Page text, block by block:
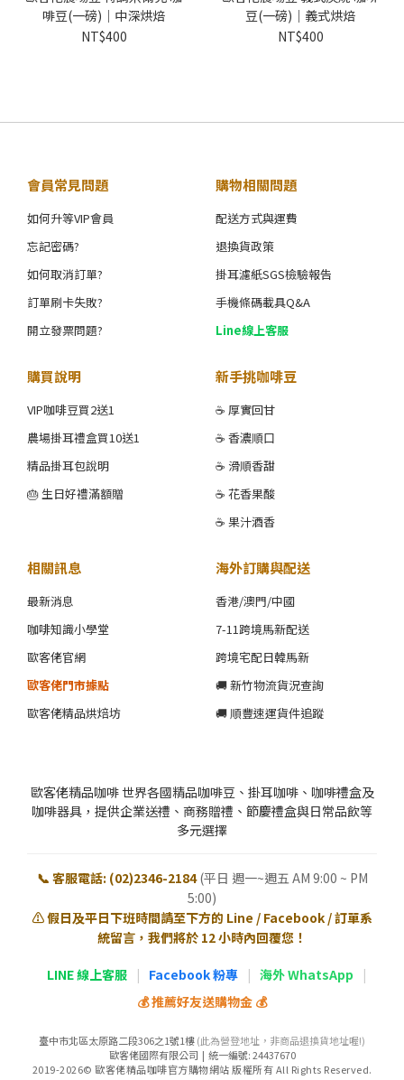
啡豆(一磅)｜中深烘焙
NT$400
豆(一磅)｜義式烘焙
NT$400
會員常見問題
如何升等VIP會員
忘記密碼?
如何取消訂單?
訂單刷卡失敗?
開立發票問題?
購物相關問題
配送方式與運費
退換貨政策
掛耳濾紙SGS檢驗報告
手機條碼載具Q&A
Line線上客服
購買說明
VIP咖啡豆買2送1
農場掛耳禮盒買10送1
精品掛耳包說明
🎂 生日好禮滿額贈
新手挑咖啡豆
☕ 厚實回甘
☕ 香濃順口
☕ 滑順香甜
☕ 花香果酸
☕ 果汁酒香
相關訊息
最新消息
咖啡知識小學堂
歐客佬官網
歐客佬門市據點
歐客佬精品烘焙坊
海外訂購與配送
香港/澳門/中國
7-11跨境馬新配送
跨境宅配日韓馬新
🚚 新竹物流貨況查詢
🚚 順豐速運貨件追蹤
歐客佬精品咖啡 世界各國精品咖啡豆、掛耳咖啡、咖啡禮盒及
咖啡器具，提供企業送禮、商務贈禮、節慶禮盒與日常品飲等
多元選擇
📞 客服電話: (02)2346-2184 (平日 週一~週五 AM 9:00 ~ PM
5:00)
⚠️ 假日及平日下班時間請至下方的 Line / Facebook / 訂單系
統留言，我們將於 12 小時內回覆您！
LINE 線上客服 | Facebook 粉專 | 海外 WhatsApp
|
💰 推薦好友送購物金 💰
臺中市北區太原路二段306之1號1樓(此為營登地址，非商品退換貨地址喔!)
歐客佬國際有限公司 | 統一編號: 24437670
2019-2026© 歐客佬精品咖啡官方購物網站 版權所有 All Rights Reserved.